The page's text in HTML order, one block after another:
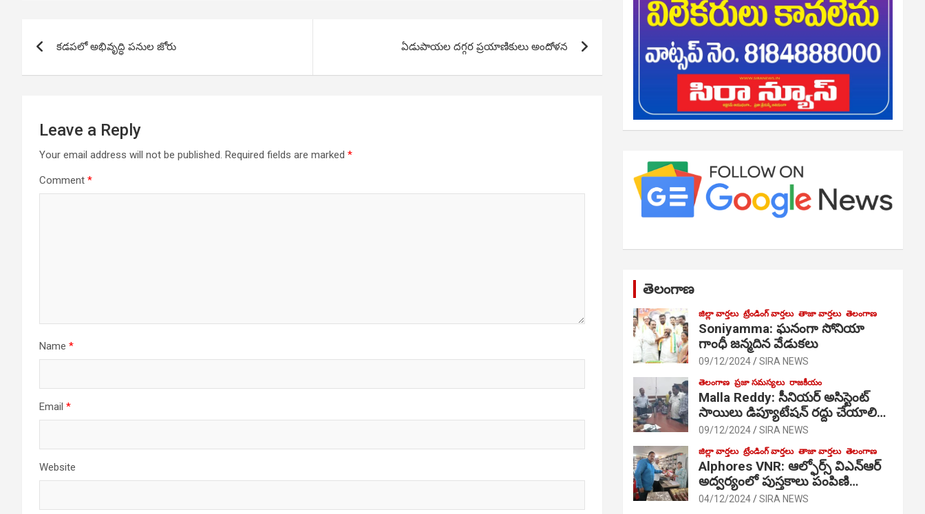
navigation
కడపలో అభివృద్ధి పనుల జోరు ఏడుపాయల దగ్గర ప్రయాణికులు అందోళన
Leave a Reply
Your email address will not be published. Required fields are marked *
Comment *
Name *
Email *
Website
తెలంగాణ
జిల్లా వార్తలు ట్రేండింగ్ వార్తలు తాజా వార్తలు తెలంగాణ
Soniyamma: ఘ‌నంగా సోనియా
గాంధీ జ‌న్మ‌దిన వేడుక‌లు
09/12/2024 SIRA NEWS
తెలంగాణ ప్రజా సమస్యలు రాజకీయం
Malla Reddy: సీనియర్ అసిస్టెంట్
సాయిలు డిప్యూటేషన్ రద్దు చేయాలి…
09/12/2024 SIRA NEWS
జిల్లా వార్తలు ట్రేండింగ్ వార్తలు తాజా వార్తలు తెలంగాణ
Alphores VNR: ఆల్ఫోర్స్ విఎన్ఆర్
అద్వర్యంలో పుస్తకాలు పంపిణి…
04/12/2024 SIRA NEWS